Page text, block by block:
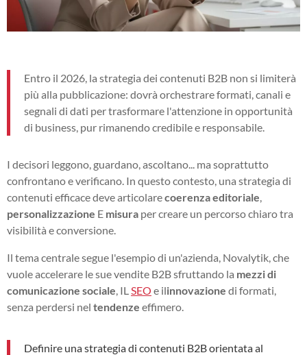
Entro il 2026, la strategia dei contenuti B2B non si limiterà
più alla pubblicazione: dovrà orchestrare formati, canali e
segnali di dati per trasformare l'attenzione in opportunità
di business, pur rimanendo credibile e responsabile.
I decisori leggono, guardano, ascoltano... ma soprattutto
confrontano e verificano. In questo contesto, una strategia di
contenuti efficace deve articolarecoerenza editoriale
personalizzazione E misura per creare un percorso chiaro tra
visibilità e conversione.
Il tema centrale segue l'esempio di un'azienda, Novalytik, che
vuole accelerare le sue vendite B2B sfruttando la mezzi di
comunicazione sociale , IL SEO e ilinnovazione di formati,
senza perdersi nel tendenze effimero.
Definire una strategia di contenuti B2B orientata al